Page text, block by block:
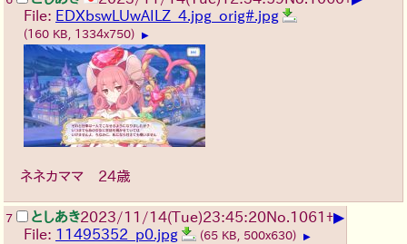
File: EDXbswLUwAILZ_4.jpg_orig#.jpg
(160 KB, 1334x750) ▶
ネネカママ 24歳
7 としあき2023/11/14(Tue)23:45:20No.1061 +▶
File: 11495352_p0.jpg (65 KB, 500x630) ▶